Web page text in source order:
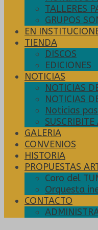
TALLERES
GRUPOS
EN
TIENDA
DISCOS
EDICIONES
NOTICIAS
NOTICIAS
NOTICIAS
Noticias
GALERIA
CONVENIOS
HISTORIA
PROPUESTAS
Coro del
Orquesta
CONTACTO